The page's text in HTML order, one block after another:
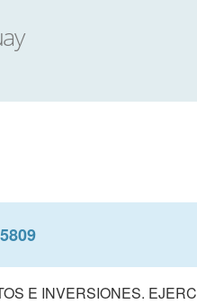
E INVERSIONES.